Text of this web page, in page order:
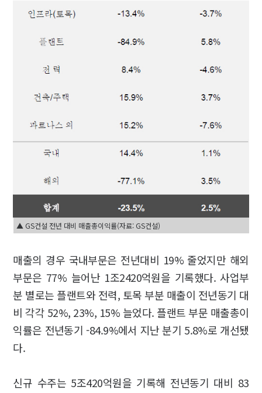
▲ GS건설 전년 대비 매출총이익률(자료: GS건설)
매출의 경우 국내부문은 전년대비 19% 줄었지만 해외
부문은 77% 늘어난 1조2420억원을 기록했다. 사업부
분 별로는 플랜트와 전력, 토목 부분 매출이 전년동기 대
비 각각 52%, 23%, 15% 늘었다. 플랜트 부문 매출총이
익률은 전년동기 -84.9%에서 지난 분기 5.8%로 개선됐
다.
신규 수주는 5조420억원을 기록해 전년동기 대비 83